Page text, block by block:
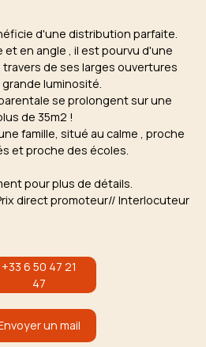
d'une distribution parfaite.
en angle , il est pourvu d'une
de ses larges ouvertures
luminosité.
se prolongent sur une
de 35m2 !
famille, situé au calme , proche
et proche des écoles.
pour plus de détails.
direct promoteur// Interlocuteur
+33 6 50 47 21
47
un mail